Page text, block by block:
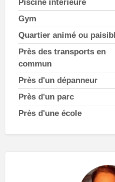
Piscine intérieure
Gym
Quartier animé ou
Près des transports en
commun
Près d'un dépanneur
Près d'un parc
Près d'une école